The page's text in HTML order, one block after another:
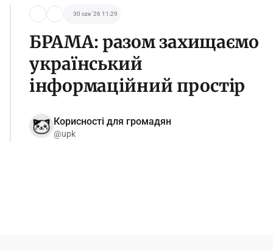
30 cze '26 11:29
БРАМА: разом захищаємо
український
інформаційний простір
Корисності для громадян
@upk